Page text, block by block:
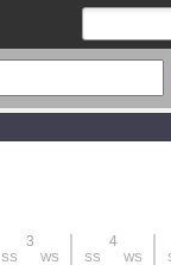
3 4
SS WS SS WS